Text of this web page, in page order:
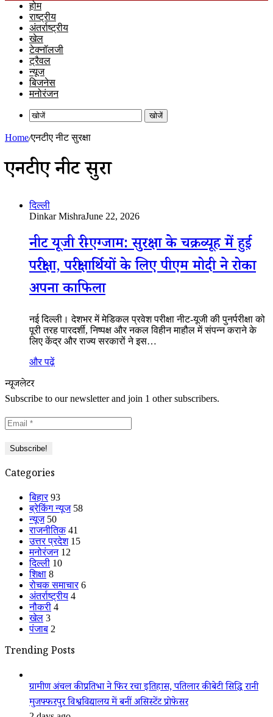
होम
राष्ट्रीय
अंतर्राष्ट्रीय
खेल
टेक्नॉलजी
ट्रैवल
न्यूज
बिजनेस
मनोरंजन
खोजें
Home/एनटीए नीट सुरक्षा
एनटीए नीट सुरक्षा
दिल्ली
Dinkar MishraJune 22, 2026
नीट यूजी री-एग्जाम: सुरक्षा के चक्रव्यूह में हुई
परीक्षा, परीक्षार्थियों के लिए पीएम मोदी ने रोका
अपना काफिला
नई दिल्ली। देशभर में मेडिकल प्रवेश परीक्षा नीट-यूजी की पुनर्परीक्षा को
पूरी तरह पारदर्शी, निष्पक्ष और नकल विहीन माहौल में संपन्न कराने के
लिए केंद्र और राज्य सरकारों ने इस…
और पढ़ें
न्यूजलेटर
Subscribe to our newsletter and join 1 other subscribers.
Categories
बिहार 93
ब्रेकिंग न्यूज 58
न्यूज 50
राजनीतिक 41
उत्तर प्रदेश 15
मनोरंजन 12
दिल्ली 10
शिक्षा 8
रोचक समाचार 6
अंतर्राष्ट्रीय 4
नौकरी 4
खेल 3
पंजाब 2
Trending Posts
ग्रामीण अंचल की प्रतिभा ने फिर रचा इतिहास, पतिलार की बेटी सिद्धि रानी
मुजफ्फरपुर विश्वविद्यालय में बनीं असिस्टेंट प्रोफेसर